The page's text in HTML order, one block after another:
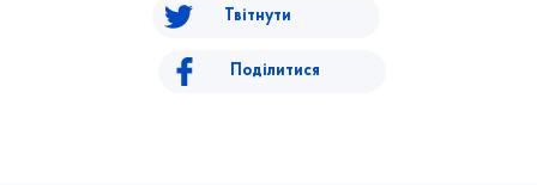
Твітнути
Поділитися